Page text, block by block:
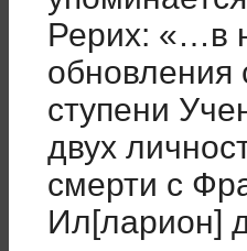
Рерих: «…в
обновления
ступени
двух
смерти с
Ил[ларион]